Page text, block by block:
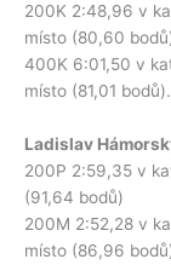
200K 2:48,96 v
místo (80,60
400K 6:01,50 v
místo (81,01 bodů).
Ladislav
200P 2:59,35 v
(91,64 bodů)
200M 2:52,28 v
místo (86,96